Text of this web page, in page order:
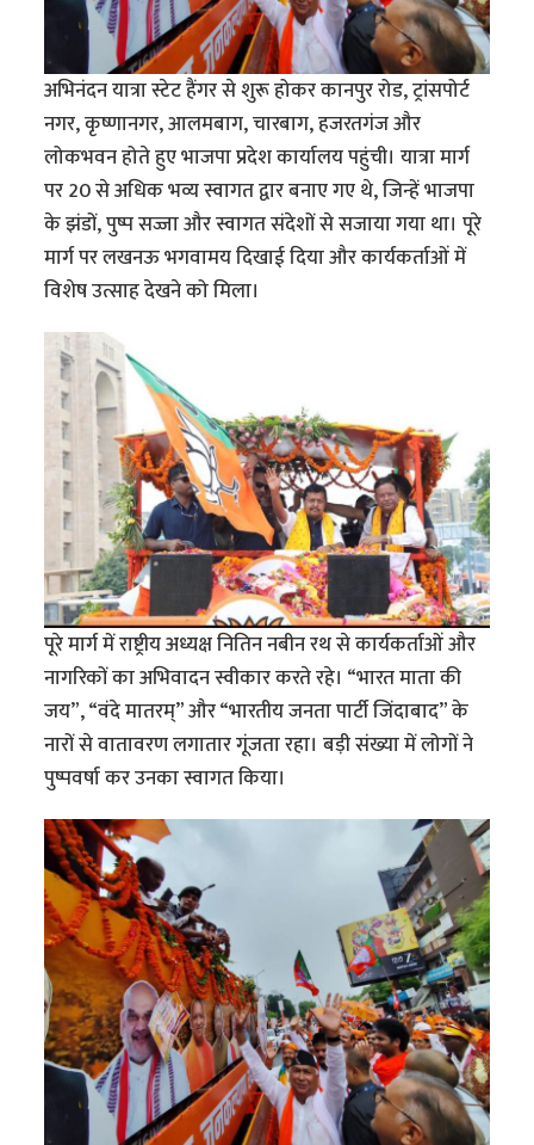
अभिनंदन यात्रा स्टेट हैंगर से शुरू होकर कानपुर रोड, ट्रांसपोर्ट
नगर, कृष्णानगर, आलमबाग, चारबाग, हजरतगंज और
लोकभवन होते हुए भाजपा प्रदेश कार्यालय पहुंची। यात्रा मार्ग
पर 20 से अधिक भव्य स्वागत द्वार बनाए गए थे, जिन्हें भाजपा
के झंडों, पुष्प सज्जा और स्वागत संदेशों से सजाया गया था। पूरे
मार्ग पर लखनऊ भगवामय दिखाई दिया और कार्यकर्ताओं में
विशेष उत्साह देखने को मिला।
पूरे मार्ग में राष्ट्रीय अध्यक्ष नितिन नबीन रथ से कार्यकर्ताओं और
नागरिकों का अभिवादन स्वीकार करते रहे। “भारत माता की
जय”, “वंदे मातरम्” और “भारतीय जनता पार्टी जिंदाबाद” के
नारों से वातावरण लगातार गूंजता रहा। बड़ी संख्या में लोगों ने
पुष्पवर्षा कर उनका स्वागत किया।